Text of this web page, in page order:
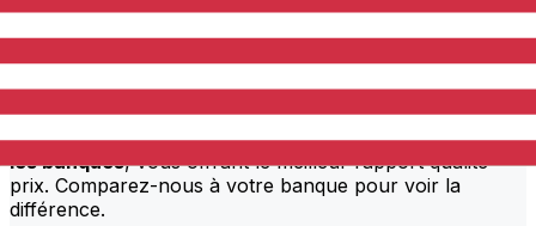
Meilleurs tarifs
Nous proposons constammentdes taux qui dépassent
les banques, vous offrant le meilleur rapport qualité-
prix. Comparez-nous à votre banque pour voir la
différence.